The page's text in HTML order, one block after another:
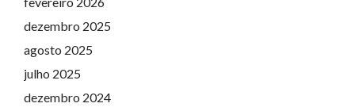
dezembro 2025
agosto 2025
julho 2025
dezembro 2024